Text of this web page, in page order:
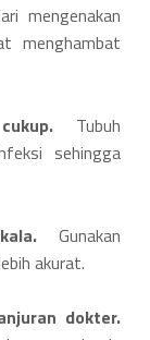
mengenakan
menghambat
Tubuh
sehingga
Gunakan
akurat.
dokter.